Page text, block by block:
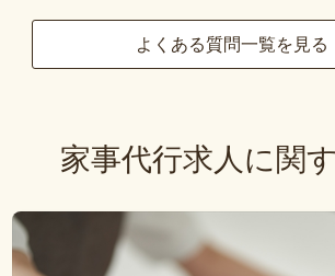
よくある質問一覧を見る
家事代行求人に関